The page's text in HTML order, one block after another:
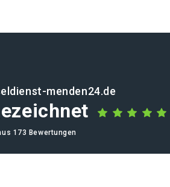
menden24.de
173 Bewertungen